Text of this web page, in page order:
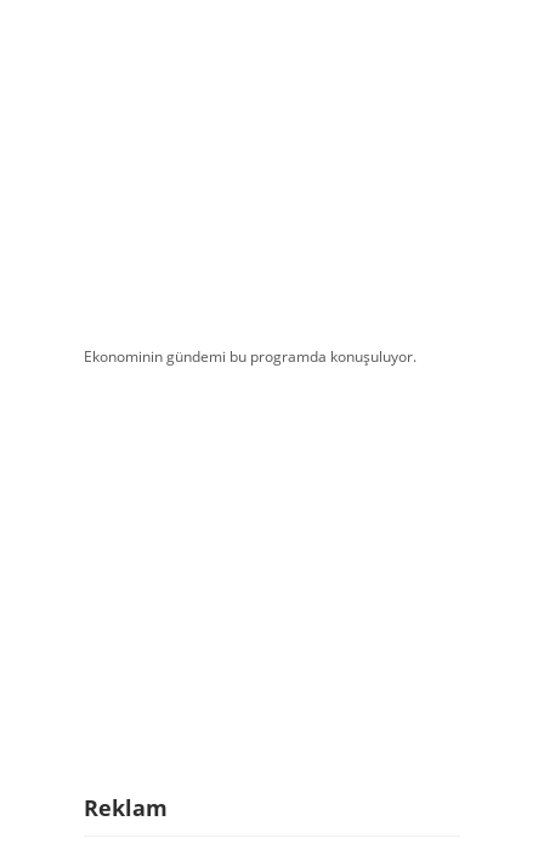
Ekonominin gündemi bu programda konuşuluyor.
Reklam